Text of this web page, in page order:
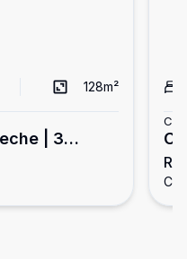
128m²
| 3
Tranquila